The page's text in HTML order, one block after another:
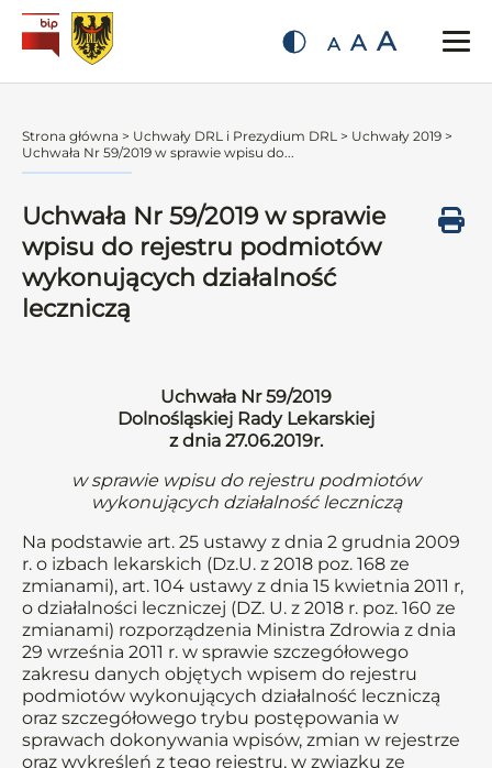
A A A
Strona główna > Uchwały DRL i Prezydium DRL > Uchwały 2019 >
Uchwała Nr 59/2019 w sprawie wpisu do...
Uchwała Nr 59/2019 w sprawie
wpisu do rejestru podmiotów
wykonujących działalność
leczniczą
Uchwała Nr 59/2019
Dolnośląskiej Rady Lekarskiej
z dnia 27.06.2019r.
w sprawie wpisu do rejestru podmiotów
wykonujących działalność leczniczą
Na podstawie art. 25 ustawy z dnia 2 grudnia 2009
r. o izbach lekarskich (Dz.U. z 2018 poz. 168 ze
zmianami), art. 104 ustawy z dnia 15 kwietnia 2011 r,
o działalności leczniczej (DZ. U. z 2018 r. poz. 160 ze
zmianami) rozporządzenia Ministra Zdrowia z dnia
29 września 2011 r. w sprawie szczegółowego
zakresu danych objętych wpisem do rejestru
podmiotów wykonujących działalność leczniczą
oraz szczegółowego trybu postępowania w
sprawach dokonywania wpisów, zmian w rejestrze
oraz wykreśleń z tego rejestru, w związku ze